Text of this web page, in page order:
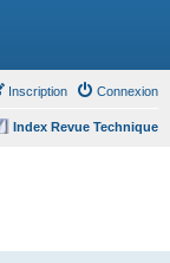
Connexion
Inscription
Index Revue Technique